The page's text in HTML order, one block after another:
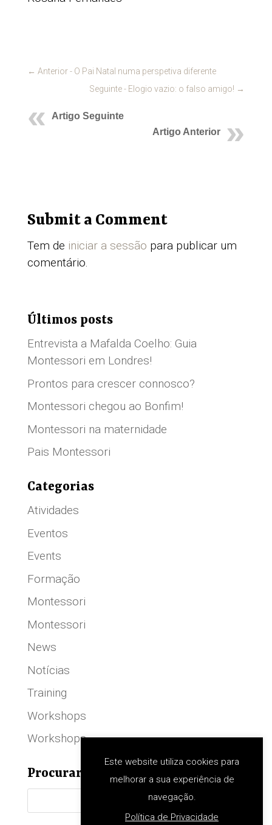
← Anterior - O Pai Natal numa perspetiva diferente
Seguinte - Elogio vazio: o falso amigo! →
Artigo Seguinte
Artigo Anterior
Submit a Comment
Tem de iniciar a sessão para publicar um
comentário.
Últimos posts
Entrevista a Mafalda Coelho: Guia
Montessori em Londres!
Prontos para crescer connosco?
Montessori chegou ao Bonfim!
Montessori na maternidade
Pais Montessori
Categorias
Atividades
Eventos
Events
Formação
Montessori
Montessori
News
Notícias
Training
Workshops
Workshops
Procurar
Este website utiliza cookies para
melhorar a sua experiência de
navegação.
Política de Privacidade